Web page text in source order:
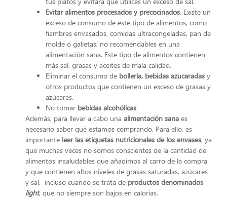
Evitar alimentos procesados y precocinados. Existe un
exceso de consumo de este tipo de alimentos, como
fiambres envasados, comidas ultracongeladas, pan de
molde o galletas, no recomendables en una
alimentación sana. Este tipo de alimentos contienen
más sal, grasas y aceites de mala calidad.
Eliminar el consumo de bollería, bebidas azucaradas y
otros productos que contienen un exceso de grasas y
azúcares.
No tomar bebidas alcohólicas.
Además, para llevar a cabo una alimentación sana es
necesario saber qué estamos comprando. Para ello, es
importante leer las etiquetas nutricionales de los envases, ya
que muchas veces no somos conscientes de la cantidad de
alimentos insaludables que añadimos al carro de la compra
y que contienen altos niveles de grasas saturadas, azúcares
y sal, incluso cuando se trata de productos denominados
light, que no siempre son bajos en calorías.